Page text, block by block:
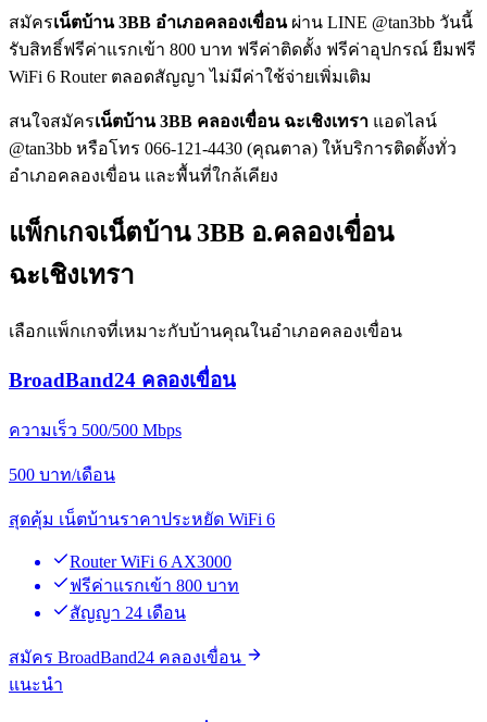
สมัครเน็ตบ้าน 3BB อำเภอคลองเขื่อนผ่าน LINE @tan3bb วันนี้
รับสิทธิ์ฟรีค่าแรกเข้า 800 บาท ฟรีค่าติดตั้ง ฟรีค่าอุปกรณ์ ยืมฟรี
WiFi 6 Router ตลอดสัญญา ไม่มีค่าใช้จ่ายเพิ่มเติม
สนใจสมัครเน็ตบ้าน 3BB คลองเขื่อน ฉะเชิงเทรา แอดไลน์
@tan3bb หรือโทร 066-121-4430 (คุณตาล) ให้บริการติดตั้งทั่ว
อำเภอคลองเขื่อน และพื้นที่ใกล้เคียง
แพ็กเกจเน็ตบ้าน 3BB อ.คลองเขื่อน
ฉะเชิงเทรา
เลือกแพ็กเกจที่เหมาะกับบ้านคุณในอำเภอคลองเขื่อน
BroadBand24 คลองเขื่อน
ความเร็ว 500/500 Mbps
500 บาท/เดือน
สุดคุ้ม เน็ตบ้านราคาประหยัด WiFi 6
Router WiFi 6 AX3000
ฟรีค่าแรกเข้า 800 บาท
สัญญา 24 เดือน
สมัคร BroadBand24 คลองเขื่อน
แนะนำ